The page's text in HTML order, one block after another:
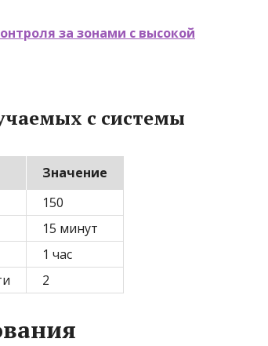
за зонами с высокой
с системы
Значение
150
15 минут
1 час
2